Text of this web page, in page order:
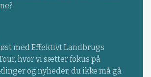
med Effektivt Landbrugs
hvor vi sætter fokus på
og nyheder, du ikke må gå